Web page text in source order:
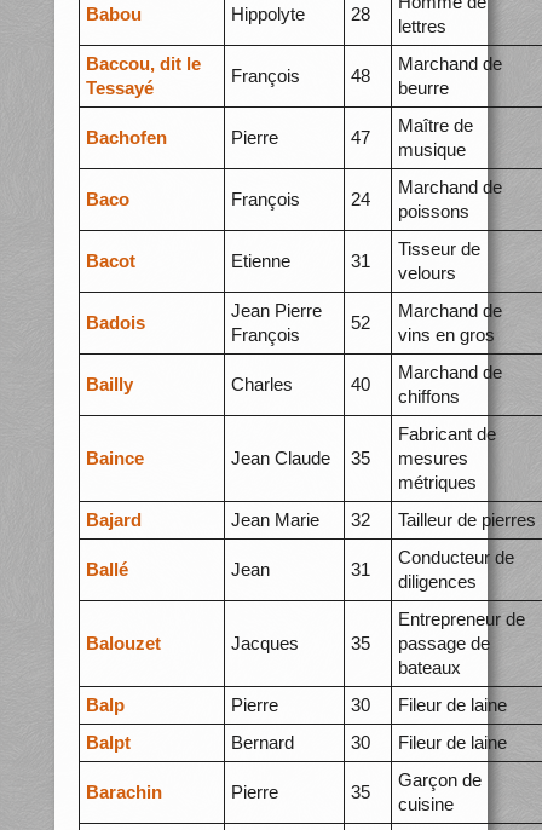
Babou Hippolyte 28
lettres
Baccou, dit le
Tessayé
François 48
Marchand de
beurre
Bachofen Pierre 47
Maître de
musique
Baco François 24
Marchand de
poissons
Bacot Etienne 31
Tisseur de
velours
Badois
Jean Pierre
François
52
Marchand de
vins en gros
Bailly Charles 40
Marchand de
chiffons
Baince Jean Claude 35
Fabricant de
mesures
métriques
Bajard
Jean Marie 32 Tailleur de pierres
Ballé Jean 31
Conducteur de
diligences
Balouzet Jacques 35
Entrepreneur de
passage de
bateaux
Balp
Pierre 30
Fileur de laine
Balpt
Bernard 30 Fileur de laine
Barachin Pierre 35
Garçon de
cuisine